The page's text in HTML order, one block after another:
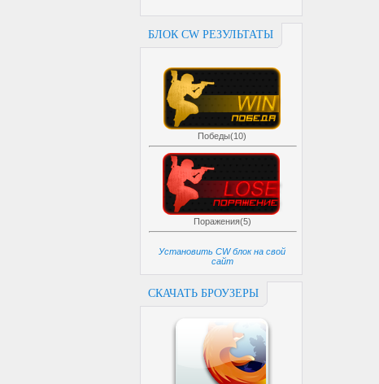
БЛОК CW РЕЗУЛЬТАТЫ
Победы(10)
Поражения(5)
Установить CW блок на свой
сайт
СКАЧАТЬ БРОУЗЕРЫ